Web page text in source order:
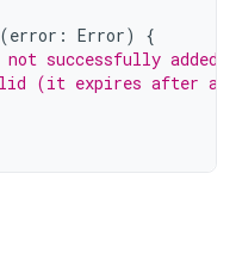
(error : Error)
{
not successfully
(it expires after a